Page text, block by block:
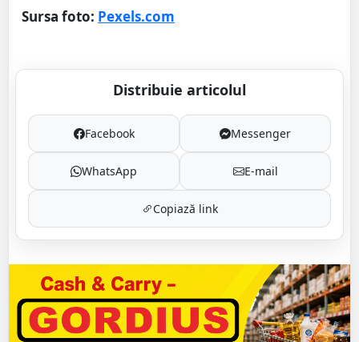
Sursa foto: Pexels.com
Distribuie articolul
Facebook Messenger
WhatsApp E-mail
Copiază link